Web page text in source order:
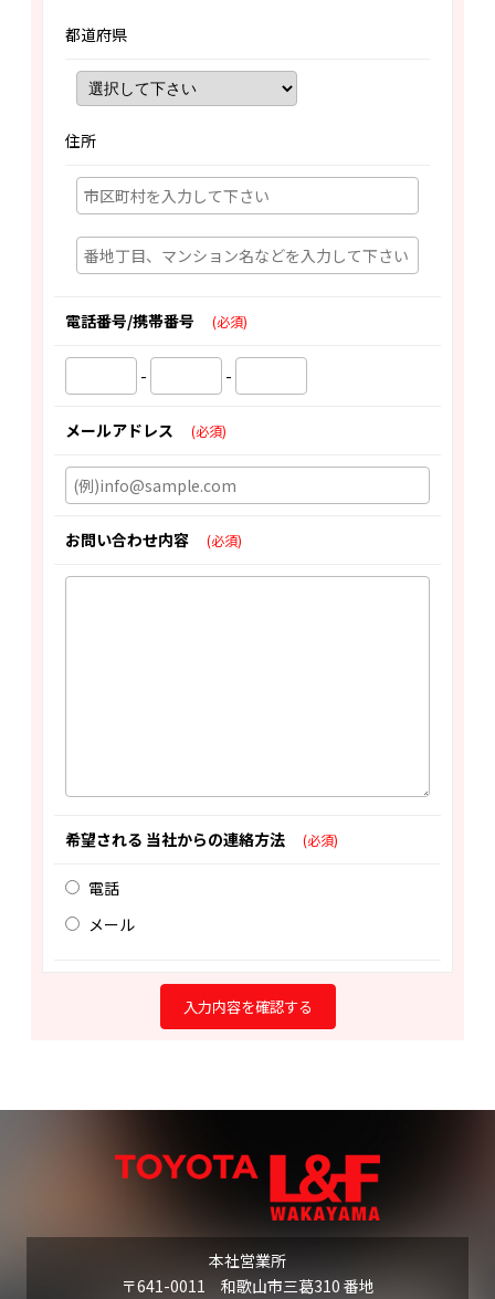
都道府県
住所
電話番号/携帯番号 (必須)
- -
メールアドレス (必須)
お問い合わせ内容 (必須)
希望される 当社からの連絡方法 (必須)
電話
メール
本社営業所
〒641-0011 和歌山市三葛310 番地